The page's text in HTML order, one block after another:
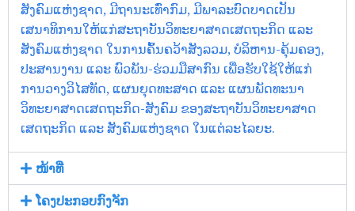
ສັງຄົມແຫ່ງຊາດ, ມີຖານະເທົ່າກົມ, ມີພາລະບົດບາດເປັນ
ເສນາທິການໃຫ້ແກ່ສະຖາບັນວິທະຍາສາດເສດຖະກິດ ແລະ
ສັງຄົມແຫ່ງຊາດ ໃນການຄົ້ນຄວ້າສັງລວມ, ບໍລິຫານ-ຄຸ້ມຄອງ,
ປະສານງານ ແລະ ພົວພັນ-ຮ່ວມມືສາກົນ ເພື່ອຮັບໃຊ້ໃຫ້ແກ່
ການວາງວິໄສທັດ, ແຜນຍຸດທະສາດ ແລະ ແຜນພັດທະນາ
ວິທະຍາສາດເສດຖະກິດ-ສັງຄົມ ຂອງສະຖາບັນວິທະຍາສາດ
ເສດຖະກິດ ແລະ ສັງຄົມແຫ່ງຊາດ ໃນແຕ່ລະໄລຍະ.
ໜ້າທີ່
ໂຄງປະກອບກົງຈັກ